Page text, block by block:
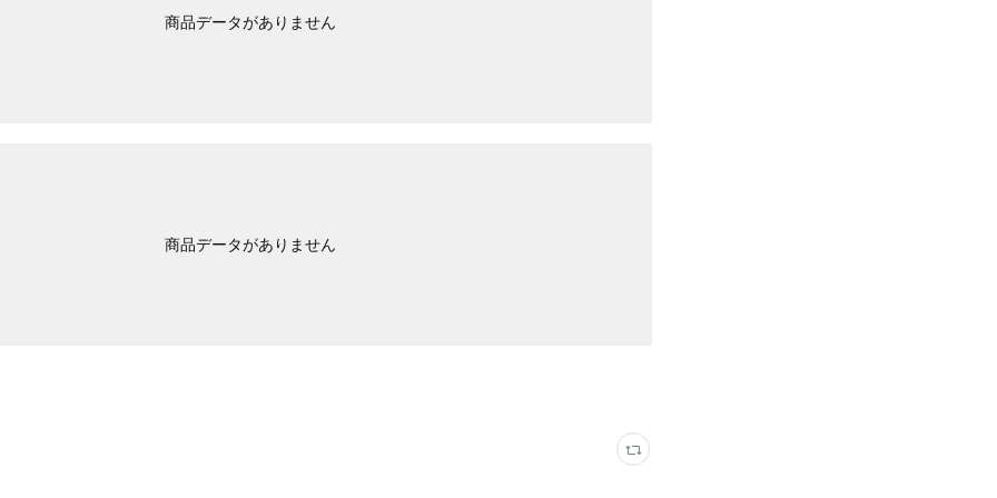
商品データがありません
商品データがありません